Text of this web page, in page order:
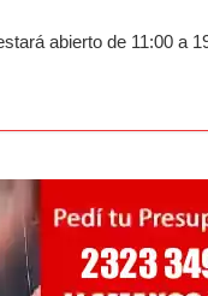
abierto de 11:00 a